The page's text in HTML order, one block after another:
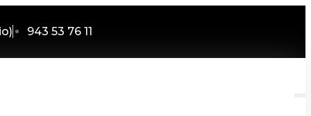
943 53 76 11